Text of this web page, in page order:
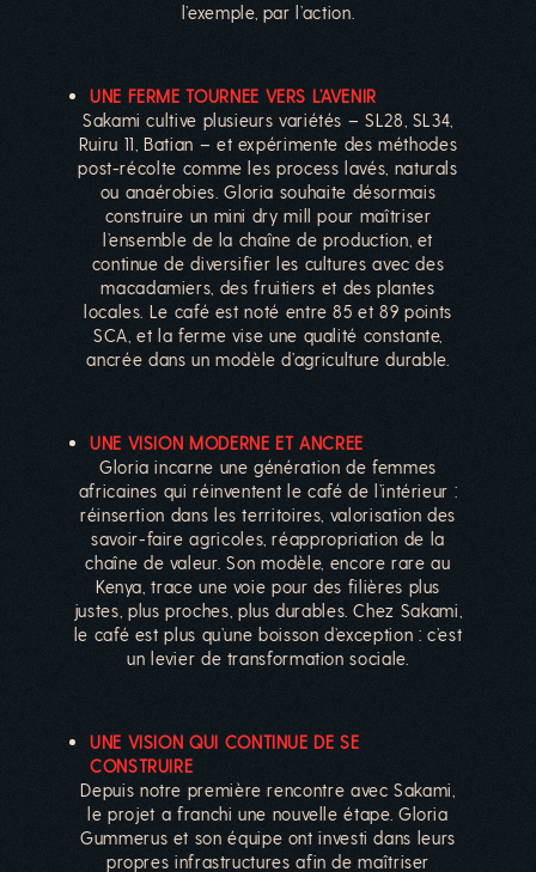
l’exemple, par l’action.
UNE FERME TOURNEE VERS L’AVENIR
Sakami cultive plusieurs variétés – SL28, SL34,
Ruiru 11, Batian – et expérimente des méthodes
post-récolte comme les process lavés, naturals
ou anaérobies. Gloria souhaite désormais
construire un mini dry mill pour maîtriser
l’ensemble de la chaîne de production, et
continue de diversifier les cultures avec des
macadamiers, des fruitiers et des plantes
locales. Le café est noté entre 85 et 89 points
SCA, et la ferme vise une qualité constante,
ancrée dans un modèle d’agriculture durable.
UNE VISION MODERNE ET ANCREE
Gloria incarne une génération de femmes
africaines qui réinventent le café de l’intérieur :
réinsertion dans les territoires, valorisation des
savoir-faire agricoles, réappropriation de la
chaîne de valeur. Son modèle, encore rare au
Kenya, trace une voie pour des filières plus
justes, plus proches, plus durables. Chez Sakami,
le café est plus qu’une boisson d’exception : c’est
un levier de transformation sociale.
UNE VISION QUI CONTINUE DE SE
CONSTRUIRE
Depuis notre première rencontre avec Sakami,
le projet a franchi une nouvelle étape. Gloria
Gummerus et son équipe ont investi dans leurs
propres infrastructures afin de maîtriser